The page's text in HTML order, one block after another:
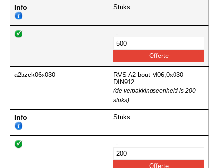
Info Stuks
-
a2bzck06x030
RVS A2 bout M06,0x030
DIN912
(de verpakkingseenheid is 200
stuks)
Info Stuks
-